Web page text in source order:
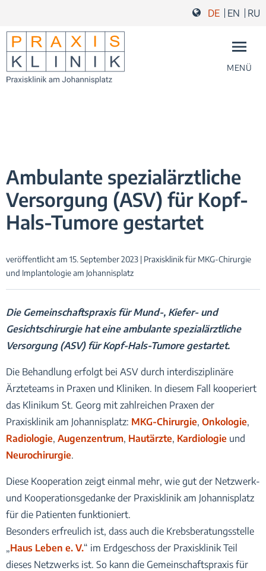
DE EN RU
MENÜ
Ambulante spezialärztliche
Versorgung (ASV) für Kopf-
Hals-Tumore gestartet
veröffentlicht am 15. September 2023 | Praxisklinik für MKG-Chirurgie
und Implantologie am Johannisplatz
Die Gemeinschaftspraxis für Mund-, Kiefer- und
Gesichtschirurgie hat eine ambulante spezialärztliche
Versorgung (ASV) für Kopf-Hals-Tumore gestartet.
Die Behandlung erfolgt bei ASV durch interdisziplinäre
Ärzteteams in Praxen und Kliniken. In diesem Fall kooperiert
das Klinikum St. Georg mit zahlreichen Praxen der
Praxisklinik am Johannisplatz: MKG-Chirurgie, Onkologie,
Radiologie, Augenzentrum, Hautärzte, Kardiologie und
Neurochirurgie.
Diese Kooperation zeigt einmal mehr, wie gut der Netzwerk-
und Kooperationsgedanke der Praxisklinik am Johannisplatz
für die Patienten funktioniert.
Besonders erfreulich ist, dass auch die Krebsberatungsstelle
„Haus Leben e. V.“ im Erdgeschoss der Praxisklinik Teil
dieses Netzwerks ist. So kann die Gemeinschaftspraxis für